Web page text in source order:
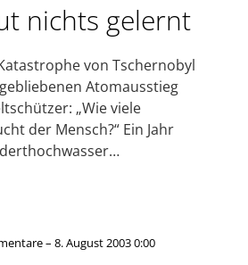
nichts gelernt
von Tschernobyl
Atomausstieg
„Wie viele
der Mensch?“ Ein Jahr
– 8. August 2003 0:00